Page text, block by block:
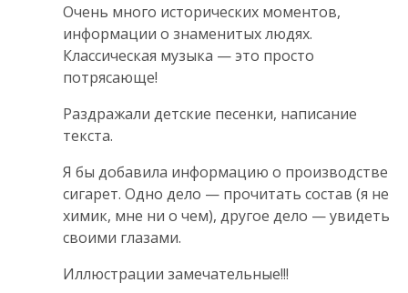
Очень много исторических моментов,
информации о знаменитых людях.
Классическая музыка — это просто
потрясающе!
Раздражали детские песенки, написание
текста.
Я бы добавила информацию о производстве
сигарет. Одно дело — прочитать состав (я не
химик, мне ни о чем), другое дело — увидеть
своими глазами.
Иллюстрации замечательные!!!